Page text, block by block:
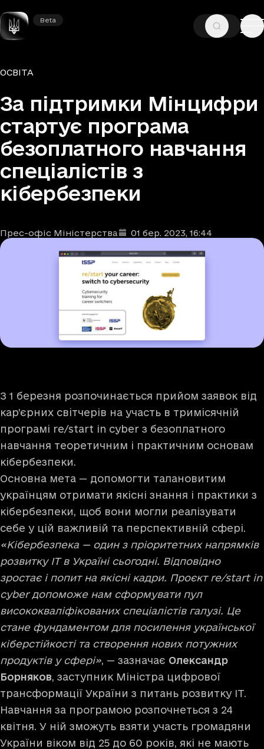
Beta
Beta
ГОЛОВНА
Рубрики
ОСВІТА
За підтримки Мінцифри
стартує програма
безоплатного навчання
спеціалістів з
кібербезпеки
Автори
Прес-офіс Міністерства
Дата та час публікації: 01 бер. 2023, 16:44
З 1 березня розпочинається прийом заявок від
кар’єрних світчерів на участь в тримісячній
програмі re/start in cyber з безоплатного
навчання теоретичним і практичним основам
кібербезпеки.
Основна мета — допомогти талановитим
українцям отримати якісні знання і практики з
кібербезпеки, щоб вони могли реалізувати
себе у цій важливій та перспективній сфері.
«Кібербезпека — один з пріоритетних напрямків
розвитку IT в Україні сьогодні. Відповідно
зростає і попит на якісні кадри. Проєкт re/start in
cyber допоможе нам сформувати пул
висококваліфікованих спеціалістів галузі. Це
стане фундаментом для посилення української
кіберстійкості та створення нових потужних
продуктів у сфері», — зазначає Олександр
Борняков, заступник Міністра цифрової
трансформації України з питань розвитку IT.
Навчання за програмою розпочнеться з 24
квітня. У ній зможуть взяти участь громадяни
України віком від 25 до 60 років, які не мають